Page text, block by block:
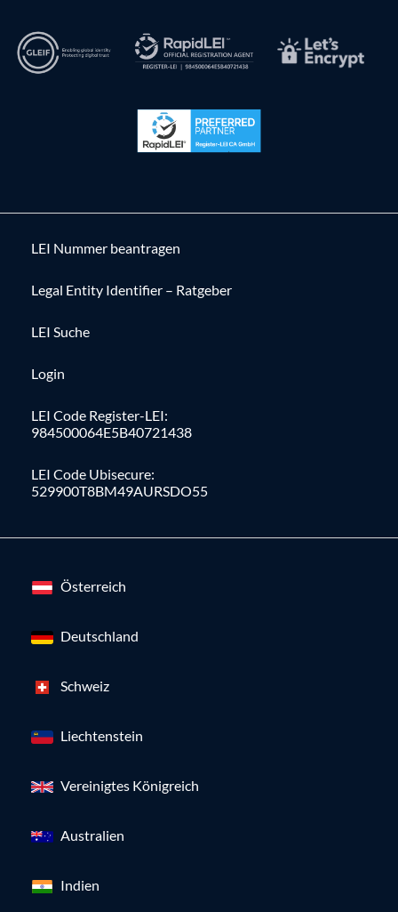
LEI Nummer beantragen
Legal Entity Identifier – Ratgeber
LEI Suche
Login
LEI Code Register-LEI:
984500064E5B40721438
LEI Code Ubisecure:
529900T8BM49AURSDO55
Österreich
Deutschland
Schweiz
Liechtenstein
Vereinigtes Königreich
Australien
Indien